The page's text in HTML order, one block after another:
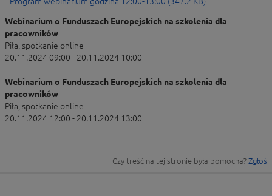
Webinarium o Funduszach Europejskich na szkolenia dla
pracowników
Piła, spotkanie online
20.11.2024 09:00 - 20.11.2024 10:00
Webinarium o Funduszach Europejskich na szkolenia dla
pracowników
Piła, spotkanie online
20.11.2024 12:00 - 20.11.2024 13:00
Czy treść na tej stronie była pomocna? Zgłoś